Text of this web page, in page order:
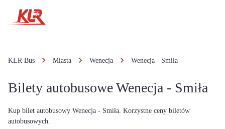
KLR Bus Miasta Wenecja Wenecja - Smiła
Bilety autobusowe Wenecja - Smiła
Kup bilet autobusowy Wenecja - Smiła. Korzystne ceny biletów
autobusowych.